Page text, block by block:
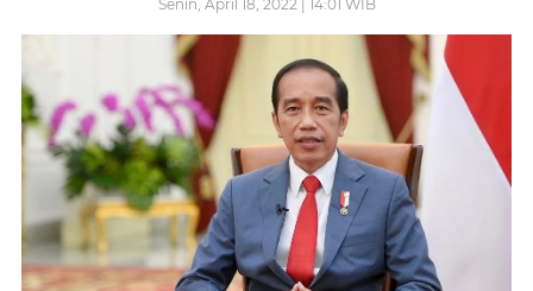
Senin, April 18, 2022 | 14:01 WIB